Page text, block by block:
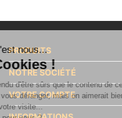
PRODUITS
NOTRE SOCIÉTÉ
VOTRE COMPTE
Salut c'est nous...
les Cookies !
On a attendu d'être sûrs que le
avant de vous déranger, mais on
pendant votre visite...